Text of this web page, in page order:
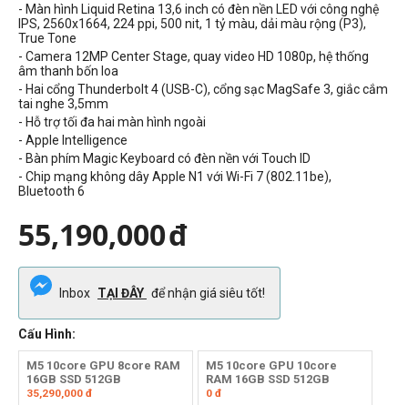
- Màn hình Liquid Retina 13,6 inch có đèn nền LED với công nghệ
IPS, 2560x1664, 224 ppi, 500 nit, 1 tỷ màu, dải màu rộng (P3),
True Tone
- Camera 12MP Center Stage, quay video HD 1080p, hệ thống
âm thanh bốn loa
- Hai cổng Thunderbolt 4 (USB-C), cổng sạc MagSafe 3, giắc cắm
tai nghe 3,5mm
- Hỗ trợ tối đa hai màn hình ngoài
- Apple Intelligence
- Bàn phím Magic Keyboard có đèn nền với Touch ID
- Chip mạng không dây Apple N1 với Wi-Fi 7 (802.11be),
Bluetooth 6
55,190,000đ
Inbox TẠI ĐÂY để nhận giá siêu tốt!
Cấu Hình:
M5 10core GPU 8core RAM
16GB SSD 512GB
35,290,000 đ
M5 10core GPU 10core
RAM 16GB SSD 512GB
0đ